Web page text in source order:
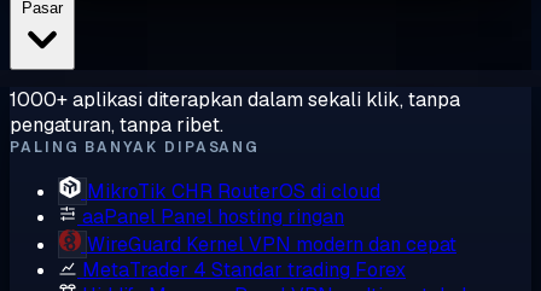
Pasar
1000+ aplikasi diterapkan dalam sekali klik, tanpa
pengaturan, tanpa ribet.
PALING BANYAK DIPASANG
MikroTik CHR RouterOS di cloud
aaPanel Panel hosting ringan
WireGuard Kernel VPN modern dan cepat
MetaTrader 4 Standar trading Forex